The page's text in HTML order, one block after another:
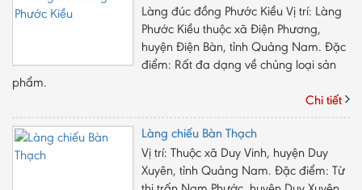
Làng đúc đồng Phước Kiều Vị trí: Làng
Phước Kiều thuộc xã Điện Phương,
huyện Điện Bàn, tỉnh Quảng Nam. Ðặc
điểm: Rất đa dạng về chủng loại sản
phẩm.
Chi tiết
Làng chiếu Bàn Thạch
Vị trí: Thuộc xã Duy Vinh, huyện Duy
Xuyên, tỉnh Quảng Nam. Đặc điểm: Từ